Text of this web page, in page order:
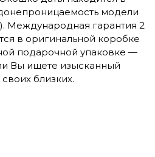
модели
Международная гарантия 2
в оригинальной коробке
подарочной упаковке —
Вы ищете изысканный
близких.